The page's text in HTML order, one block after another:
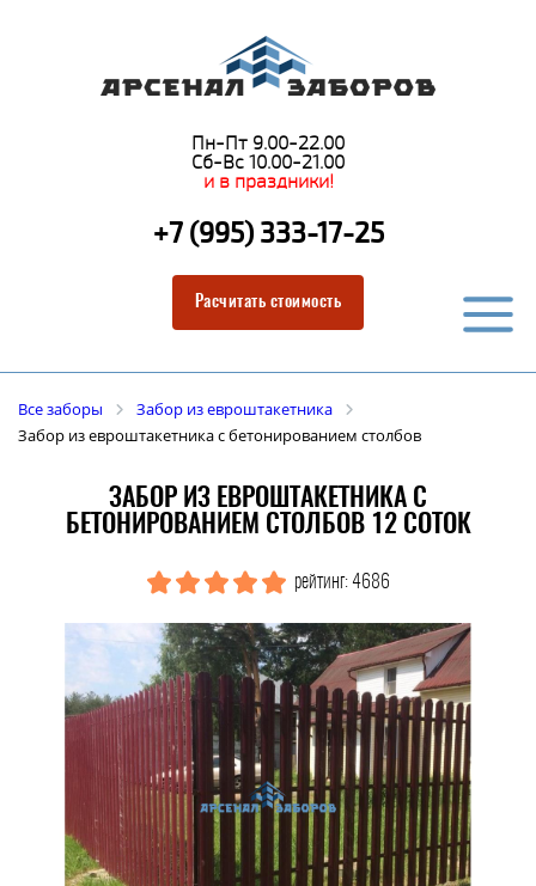
Пн-Пт 9.00-22.00
Сб-Вс 10.00-21.00
и в праздники!
+7 (995) 333-17-25
Расчитать стоимость
Все заборы
Забор из евроштакетника
Забор из евроштакетника с бетонированием столбов
ЗАБОР ИЗ ЕВРОШТАКЕТНИКА С
БЕТОНИРОВАНИЕМ СТОЛБОВ 12 СОТОК
рейтинг: 4686